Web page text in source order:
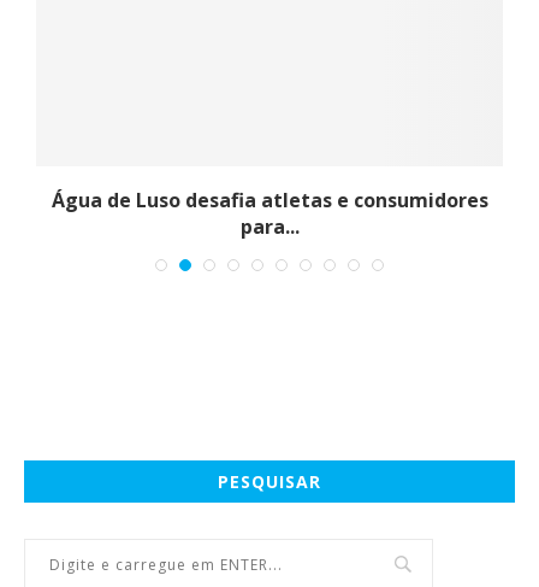
Água de Luso desafia atletas e consumidores
para...
PESQUISAR